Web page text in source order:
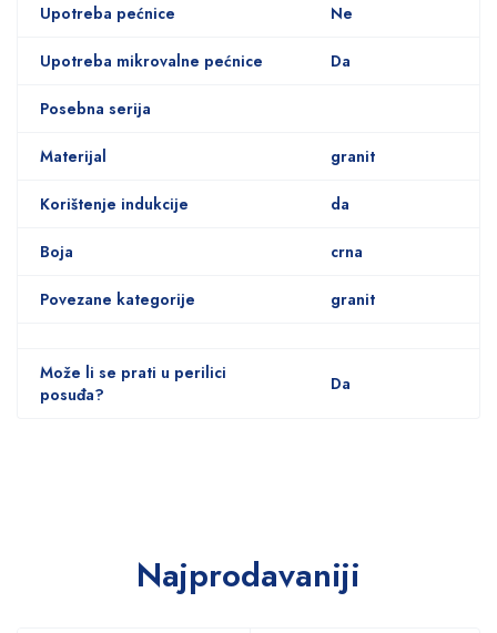
Upotreba pećnice Ne
Upotreba mikrovalne pećnice Da
Posebna serija
Materijal granit
Korištenje indukcije da
Boja crna
Povezane kategorije granit
Može li se prati u perilici
posuđa?
Da
Najprodavaniji